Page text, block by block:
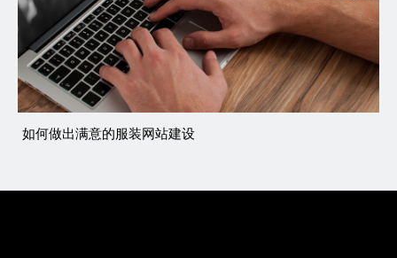
如何做出满意的服装网站建设